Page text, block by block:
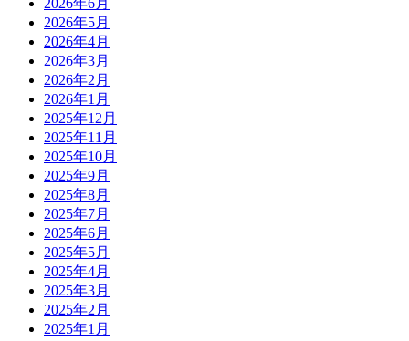
2026年6月
2026年5月
2026年4月
2026年3月
2026年2月
2026年1月
2025年12月
2025年11月
2025年10月
2025年9月
2025年8月
2025年7月
2025年6月
2025年5月
2025年4月
2025年3月
2025年2月
2025年1月